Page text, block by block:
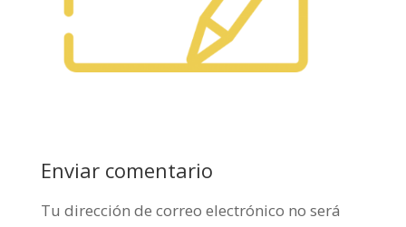
Enviar comentario
Tu dirección de correo electrónico no será